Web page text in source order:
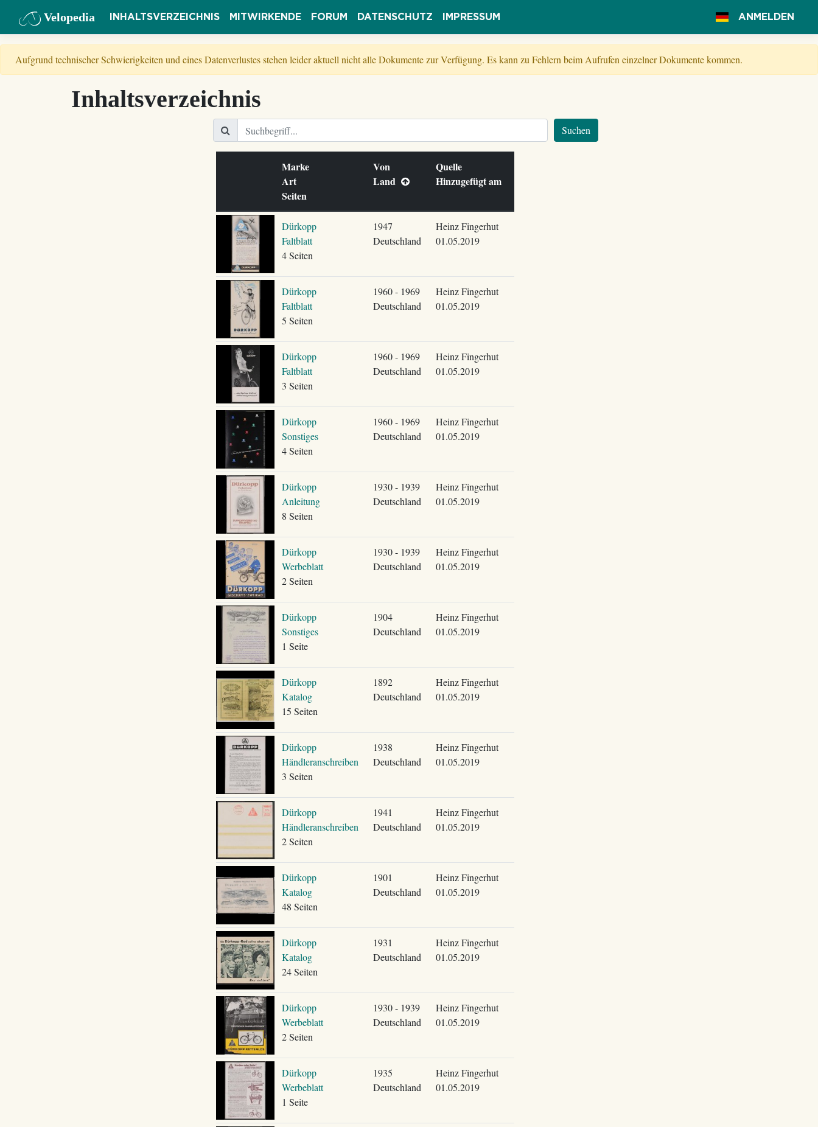
Velopedia INHALTSVERZEICHNIS MITWIRKENDE FORUM DATENSCHUTZ IMPRESSUM ANMELDEN
Aufgrund technischer Schwierigkeiten und eines Datenverlustes stehen leider aktuell nicht alle Dokumente zur Verfügung. Es kann zu Fehlern beim Aufrufen einzelner Dokumente kommen.
Inhaltsverzeichnis
Suchen
Marke
Art
Seiten
Von
Land
Quelle
Hinzugefügt am
Dürkopp
Faltblatt
4 Seiten
1947
Deutschland
Heinz Fingerhut
01.05.2019
Dürkopp
Faltblatt
5 Seiten
1960 - 1969
Deutschland
Heinz Fingerhut
01.05.2019
Dürkopp
Faltblatt
3 Seiten
1960 - 1969
Deutschland
Heinz Fingerhut
01.05.2019
Dürkopp
Sonstiges
4 Seiten
1960 - 1969
Deutschland
Heinz Fingerhut
01.05.2019
Dürkopp
Anleitung
8 Seiten
1930 - 1939
Deutschland
Heinz Fingerhut
01.05.2019
Dürkopp
Werbeblatt
2 Seiten
1930 - 1939
Deutschland
Heinz Fingerhut
01.05.2019
Dürkopp
Sonstiges
1 Seite
1904
Deutschland
Heinz Fingerhut
01.05.2019
Dürkopp
Katalog
15 Seiten
1892
Deutschland
Heinz Fingerhut
01.05.2019
Dürkopp
Händleranschreiben
3 Seiten
1938
Deutschland
Heinz Fingerhut
01.05.2019
Dürkopp
Händleranschreiben
2 Seiten
1941
Deutschland
Heinz Fingerhut
01.05.2019
Dürkopp
Katalog
48 Seiten
1901
Deutschland
Heinz Fingerhut
01.05.2019
Dürkopp
Katalog
24 Seiten
1931
Deutschland
Heinz Fingerhut
01.05.2019
Dürkopp
Werbeblatt
2 Seiten
1930 - 1939
Deutschland
Heinz Fingerhut
01.05.2019
Dürkopp
Werbeblatt
1 Seite
1935
Deutschland
Heinz Fingerhut
01.05.2019